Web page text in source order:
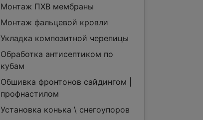
Монтаж ПХВ мембраны
Монтаж фальцевой кровли
Укладка композитной черепицы
Обработка антисептиком по
кубам
Обшивка фронтонов сайдингом |
профнастилом
Установка конька \ снегоупоров